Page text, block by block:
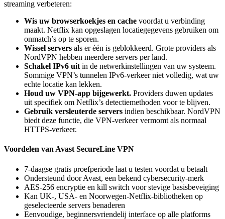
streaming verbeteren:
Wis uw browserkoekjes en cache voordat u verbinding
maakt. Netflix kan opgeslagen locatiegegevens gebruiken om
onmatch’s op te sporen.
Wissel servers als er één is geblokkeerd. Grote providers als
NordVPN hebben meerdere servers per land.
Schakel IPv6 uit in de netwerkinstellingen van uw systeem.
Sommige VPN’s tunnelen IPv6-verkeer niet volledig, wat uw
echte locatie kan lekken.
Houd uw VPN-app bijgewerkt. Providers duwen updates
uit specifiek om Netflix’s detectiemethoden voor te blijven.
Gebruik versleuterde servers indien beschikbaar. NordVPN
biedt deze functie, die VPN-verkeer vermomt als normaal
HTTPS-verkeer.
Voordelen van Avast SecureLine VPN
7-daagse gratis proefperiode laat u testen voordat u betaalt
Ondersteund door Avast, een bekend cybersecurity-merk
AES-256 encryptie en kill switch voor stevige basisbeveiging
Kan UK-, USA- en Noorwegen-Netflix-bibliotheken op
geselecteerde servers benaderen
Eenvoudige, beginnersvriendelij interface op alle platforms